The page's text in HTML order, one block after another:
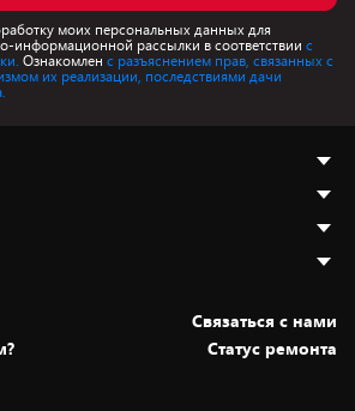
моих персональных данных для
информационной рассылки в соответствии с
Ознакомлен с разъяснением прав, связанных с
их реализации, последствиями дачи
Cвязаться с нами
Статус ремонта